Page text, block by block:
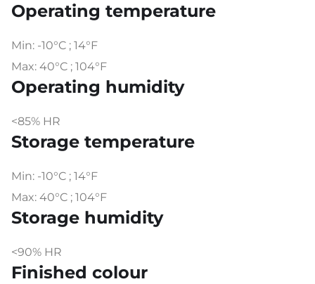
Operating temperature
Min: -10°C ; 14°F
Max: 40°C ; 104°F
Operating humidity
<85% HR
Storage temperature
Min: -10°C ; 14°F
Max: 40°C ; 104°F
Storage humidity
<90% HR
Finished colour